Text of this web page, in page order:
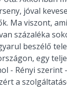
jóval
Ma viszont,
százaléka
beszélő
egy
- Rényi szerint
a